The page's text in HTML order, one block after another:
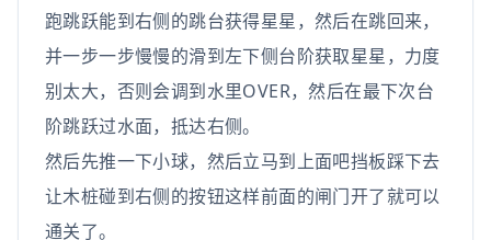
跑跳跃能到右侧的跳台获得星星，然后在跳回来，
并一步一步慢慢的滑到左下侧台阶获取星星，力度
别太大，否则会调到水里OVER，然后在最下次台
阶跳跃过水面，抵达右侧。
然后先推一下小球，然后立马到上面吧挡板踩下去
让木桩碰到右侧的按钮这样前面的闸门开了就可以
通关了。